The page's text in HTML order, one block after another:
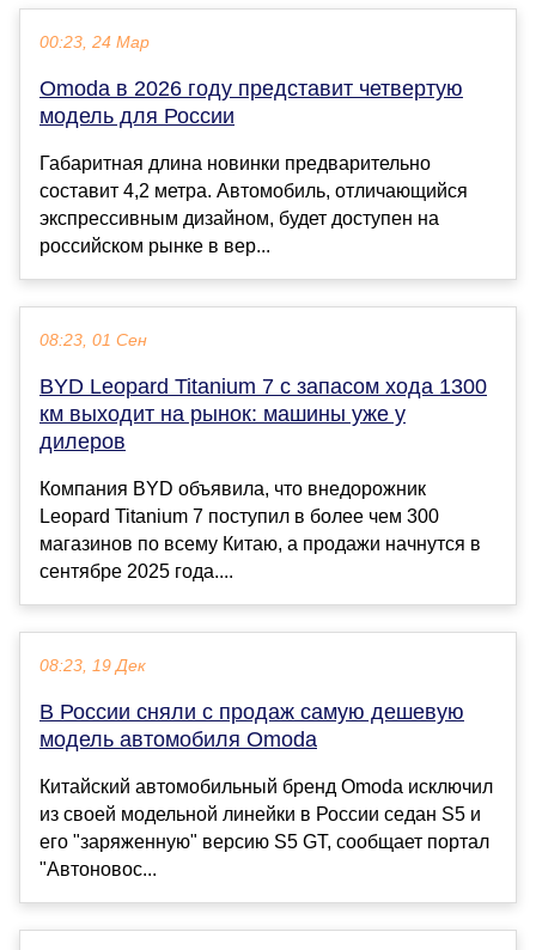
00:23, 24 Мар
Omoda в 2026 году представит четвертую
модель для России
Габаритная длина новинки предварительно
составит 4,2 метра. Автомобиль, отличающийся
экспрессивным дизайном, будет доступен на
российском рынке в вер...
08:23, 01 Сен
BYD Leopard Titanium 7 с запасом хода 1300
км выходит на рынок: машины уже у
дилеров
Компания BYD объявила, что внедорожник
Leopard Titanium 7 поступил в более чем 300
магазинов по всему Китаю, а продажи начнутся в
сентябре 2025 года....
08:23, 19 Дек
В России сняли с продаж самую дешевую
модель автомобиля Omoda
Китайский автомобильный бренд Omoda исключил
из своей модельной линейки в России седан S5 и
его "заряженную" версию S5 GT, сообщает портал
"Автоновос...